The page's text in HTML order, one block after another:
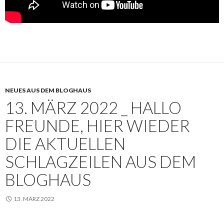
NEUES AUS DEM BLOGHAUS
13. MÄRZ 2022 _ HALLO
FREUNDE, HIER WIEDER
DIE AKTUELLEN
SCHLAGZEILEN AUS DEM
BLOGHAUS
13. MÄRZ 2022